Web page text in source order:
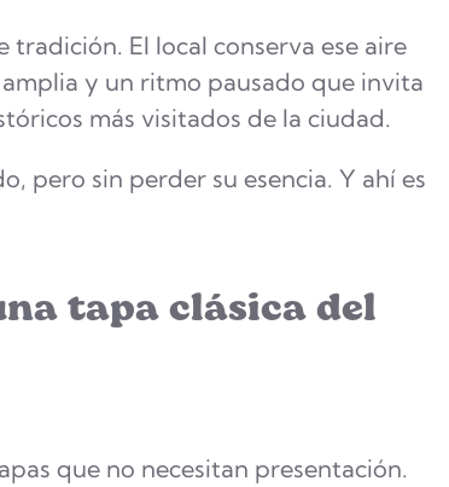
tradición. El local conserva ese aire
y un ritmo pausado que invita
más visitados de la ciudad.
pero sin perder su esencia. Y ahí es
tapa clásica del
que no necesitan presentación.